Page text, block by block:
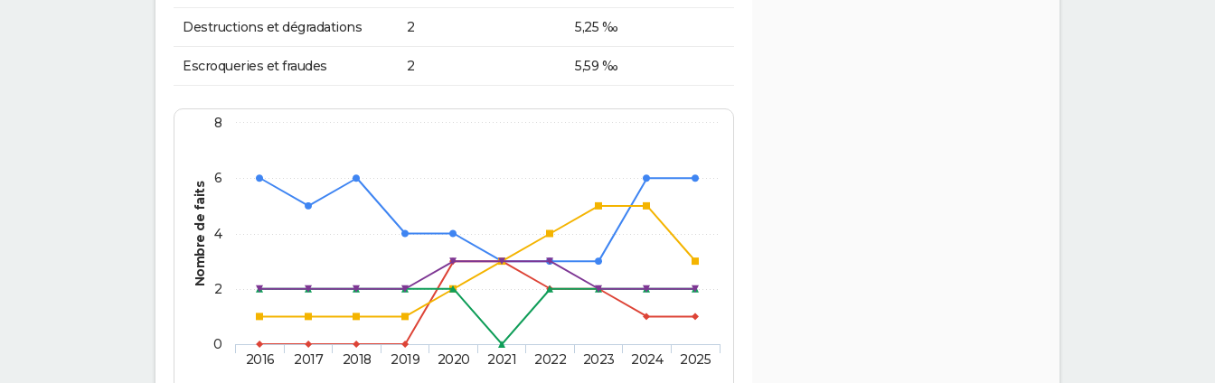
Destructions et dégradations 2 5,25 ‰
Escroqueries et fraudes 2 5,59 ‰
Nombre de faits
2016 2017 2018 2019 2020 2021 2022 2023 2024 2025
0
2
4
6
8